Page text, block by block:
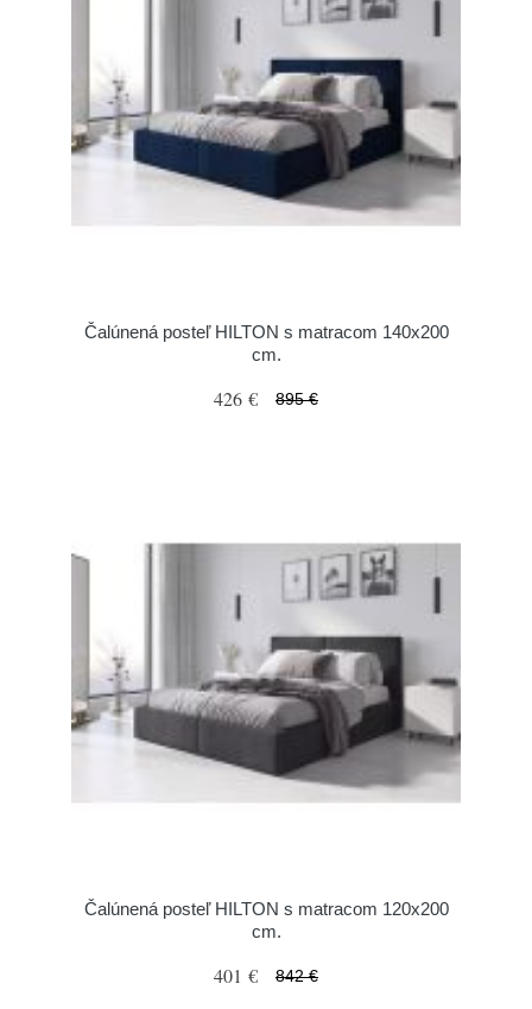
Čalúnená posteľ HILTON s matracom 140x200
cm.
426 € 895 €
Čalúnená posteľ HILTON s matracom 120x200
cm.
401 € 842 €